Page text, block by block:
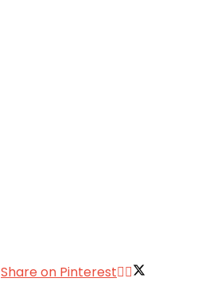
Share on Pinterest